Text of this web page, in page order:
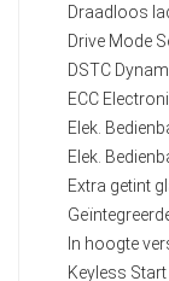
Draadloos
Drive Mode
DSTC
ECC
Elek.
Elek.
Extra getint
In hoogte
Keyless Start